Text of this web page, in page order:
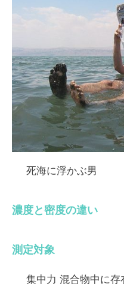
死海に浮かぶ男
濃度と密度の違い
測定対象
集中力 混合物中に存